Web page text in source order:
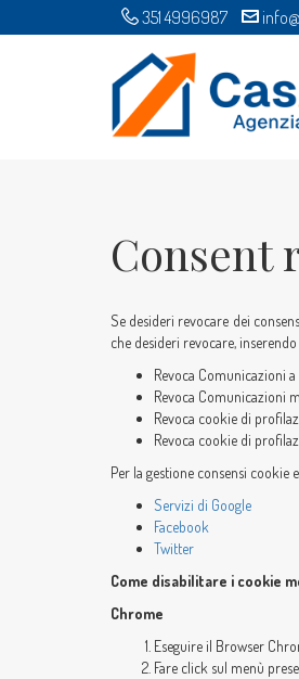
351 4996987
Consent
Se desideri revocare dei
che desideri revocare,
Revoca Comunicazioni
Revoca Comunicazioni
Revoca cookie di
Revoca cookie di
Per la gestione consensi cookie
Servizi di Google
Facebook
Twitter
Come disabilitare i cookie
Chrome
Eseguire il Browser
Fare click sul menù